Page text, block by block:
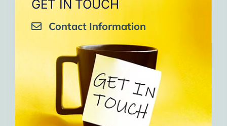
GET IN TOUCH
Contact Information